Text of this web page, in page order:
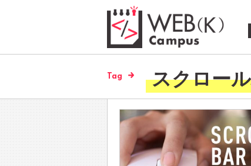
Tag スクロー